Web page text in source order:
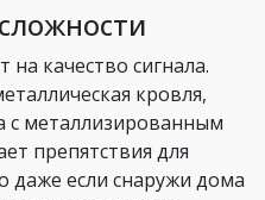
качество сигнала.
кровля,
с металлизированным
препятствия для
даже если снаружи дома